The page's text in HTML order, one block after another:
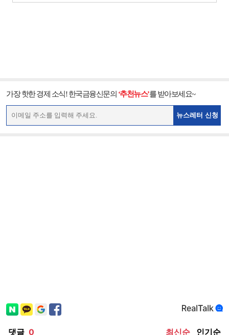
가장 핫한 경제 소식! 한국금융신문의 ‘추천뉴스’를 받아보세요~
뉴스레터 신청